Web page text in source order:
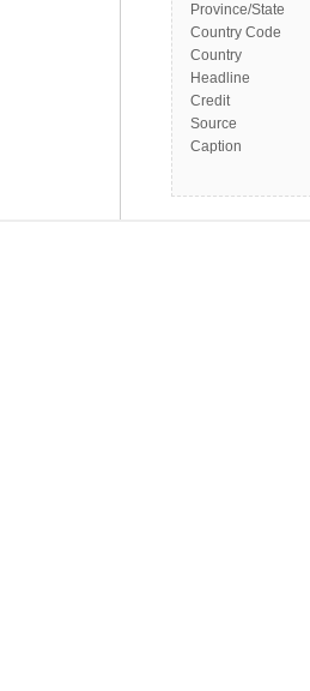
Province/State
Country Code
Country
Headline
Credit
Source
Caption